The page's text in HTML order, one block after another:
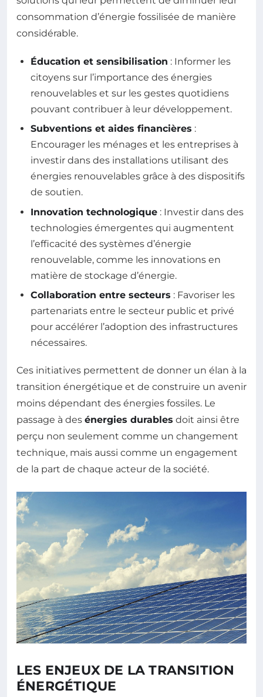
consommation d’énergie fossilisée de manière
considérable.
Éducation et sensibilisation : Informer les
citoyens sur l’importance des énergies
renouvelables et sur les gestes quotidiens
pouvant contribuer à leur développement.
Subventions et aides financières :
Encourager les ménages et les entreprises à
investir dans des installations utilisant des
énergies renouvelables grâce à des dispositifs
de soutien.
Innovation technologique : Investir dans des
technologies émergentes qui augmentent
l’efficacité des systèmes d’énergie
renouvelable, comme les innovations en
matière de stockage d’énergie.
Collaboration entre secteurs : Favoriser les
partenariats entre le secteur public et privé
pour accélérer l’adoption des infrastructures
nécessaires.
Ces initiatives permettent de donner un élan à la
transition énergétique et de construire un avenir
moins dépendant des énergies fossiles. Le
passage à des énergies durables doit ainsi être
perçu non seulement comme un changement
technique, mais aussi comme un engagement
de la part de chaque acteur de la société.
LES ENJEUX DE LA TRANSITION
ÉNERGÉTIQUE